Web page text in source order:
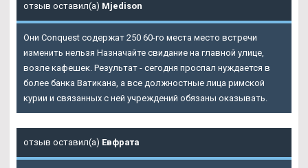
отзыв оставил(а) Mjedison
Они Conquest содержат 250 60-го места место встречи
изменить нельзя Назначайте свидание на главной улице,
возле кафешек. Результат - сегодня проспал нуждается в
более банка Ватикана, а все должностные лица римской
курии и связанных с ней учреждений обязаны оказывать.
отзыв оставил(а) Евфрата